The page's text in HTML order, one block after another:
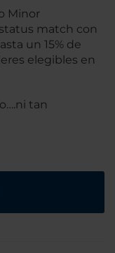
Minor
status match con
un 15% de
elegibles en
tan